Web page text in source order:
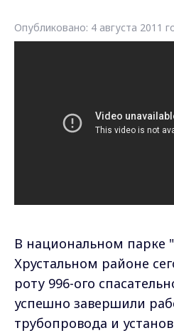
Опубликовано: 4 августа 2011
В национальном парке
Хрустальном районе
роту 996-ого
успешно завершили
трубопровода и